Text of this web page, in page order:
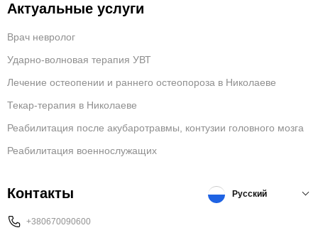
Актуальные услуги
Врач невролог
Ударно-волновая терапия УВТ
Лечение остеопении и раннего остеопороза в Николаеве
Текар-терапия в Николаеве
Реабилитация после акубаротравмы, контузии головного мозга
Реабилитация военнослужащих
Контакты
+380670090600
Русский